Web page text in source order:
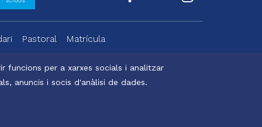
funcions per a xarxes socials i analitzar
anuncis i socis d'anàlisi de dades.
Pastoral Matrícula